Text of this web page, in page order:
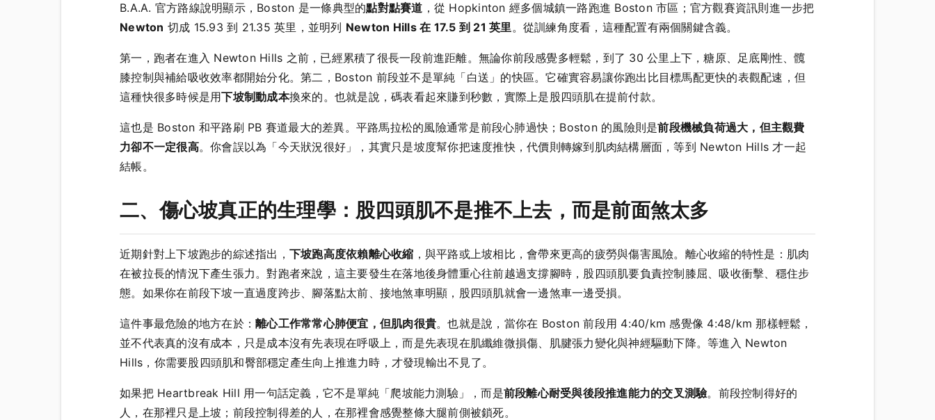
B.A.A. 官方路線說明顯示，Boston 是一條典型的點對點賽道 ，從 Hopkinton 經多個城鎮一路跑進 Boston 市區；官方觀賽資訊則進一步把
Newton 切成 15.93 到 21.35 英里，並明列 Newton Hills 在 17.5 到 21 英里。從訓練角度看，這種配置有兩個關鍵含義。
第一，跑者在進入 Newton Hills 之前，已經累積了很長一段前進距離。無論你前段感覺多輕鬆，到了 30 公里上下，糖原、足底剛性、髖
膝控制與補給吸收效率都開始分化。第二，Boston 前段並不是單純「白送」的快區。它確實容易讓你跑出比目標馬配更快的表觀配速，但
這種快很多時候是用下坡制動成本換來的。也就是說，碼表看起來賺到秒數，實際上是股四頭肌在提前付款。
這也是 Boston 和平路刷 PB 賽道最大的差異。平路馬拉松的風險通常是前段心肺過快；Boston 的風險則是前段機械負荷過大，但主觀費
力卻不一定很高。你會誤以為「今天狀況很好」，其實只是坡度幫你把速度推快，代價則轉嫁到肌肉結構層面，等到 Newton Hills 才一起
結帳。
二、傷心坡真正的生理學：股四頭肌不是推不上去，而是前面煞太多
近期針對上下坡跑步的綜述指出， 下坡跑高度依賴離心收縮 ，與平路或上坡相比，會帶來更高的疲勞與傷害風險。離心收縮的特性是：肌肉
在被拉長的情況下產生張力。對跑者來說，這主要發生在落地後身體重心往前越過支撐腳時，股四頭肌要負責控制膝屈、吸收衝擊、穩住步
態。如果你在前段下坡一直過度跨步、腳落點太前、接地煞車明顯，股四頭肌就會一邊煞車一邊受損。
這件事最危險的地方在於： 離心工作常常心肺便宜，但肌肉很貴。也就是說，當你在 Boston 前段用 4:40/km 感覺像 4:48/km 那樣輕鬆，
並不代表真的沒有成本，只是成本沒有先表現在呼吸上，而是先表現在肌纖維微損傷、肌腱張力變化與神經驅動下降。等進入 Newton
Hills，你需要股四頭肌和臀部穩定產生向上推進力時，才發現輸出不見了。
如果把 Heartbreak Hill 用一句話定義，它不是單純「爬坡能力測驗」，而是前段離心耐受與後段推進能力的交叉測驗。前段控制得好的
人，在那裡只是上坡；前段控制得差的人，在那裡會感覺整條大腿前側被鎖死。